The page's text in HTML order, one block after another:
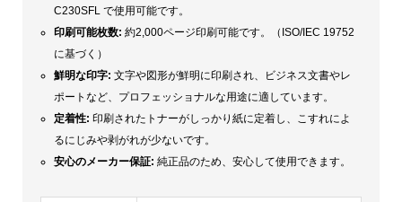
C230SFL で使用可能です。
印刷可能枚数: 約2,000ページ印刷可能です。（ISO/IEC 19752
に基づく）
鮮明な印字: 文字や図形が鮮明に印刷され、ビジネス文書やレ
ポートなど、プロフェッショナルな用途に適しています。
定着性: 印刷されたトナーがしっかり紙に定着し、こすれによ
るにじみや剥がれが少ないです。
安心のメーカー保証:純正品のため、安心して使用できます。